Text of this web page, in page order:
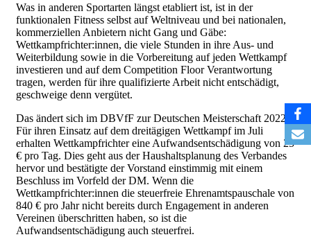
Was in anderen Sportarten längst etabliert ist, ist in der
funktionalen Fitness selbst auf Weltniveau und bei nationalen,
kommerziellen Anbietern nicht Gang und Gäbe:
Wettkampfrichter:innen, die viele Stunden in ihre Aus- und
Weiterbildung sowie in die Vorbereitung auf jeden Wettkampf
investieren und auf dem Competition Floor Verantwortung
tragen, werden für ihre qualifizierte Arbeit nicht entschädigt,
geschweige denn vergütet.
Das ändert sich im DBVfF zur Deutschen Meisterschaft 2022.
Für ihren Einsatz auf dem dreitägigen Wettkampf im Juli
erhalten Wettkampfrichter eine Aufwandsentschädigung von 25
€ pro Tag. Dies geht aus der Haushaltsplanung des Verbandes
hervor und bestätigte der Vorstand einstimmig mit einem
Beschluss im Vorfeld der DM. Wenn die
Wettkampfrichter:innen die steuerfreie Ehrenamtspauschale von
840 € pro Jahr nicht bereits durch Engagement in anderen
Vereinen überschritten haben, so ist die
Aufwandsentschädigung auch steuerfrei.